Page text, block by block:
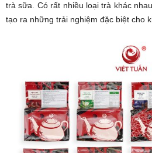
trà sữa. Có rất nhiều loại trà khác
tạo ra những trải nghiệm đặc biệt cho